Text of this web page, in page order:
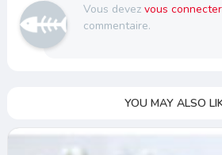
Vous devez vous connecter
commentaire.
YOU MAY ALSO